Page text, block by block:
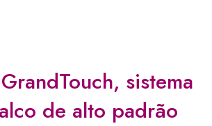
sistema
de alto padrão